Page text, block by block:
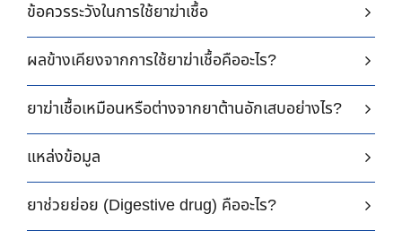
ข้อควรระวังในการใช้ยาฆ่าเชื้อ
ผลข้างเคียงจากการใช้ยาฆ่าเชื้อคืออะไร?
ยาฆ่าเชื้อเหมือนหรือต่างจากยาต้านอักเสบอย่างไร?
แหล่งข้อมูล
ยาช่วยย่อย (Digestive drug) คืออะไร?